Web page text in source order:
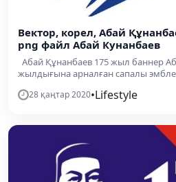
Вектор, корел, Абай
png файл Абай Кунанбаев
Абай Құнанбаев 175 жыл баннер
жылдығына арналған сапалы
28 қаңтар 2020•Lifestyle